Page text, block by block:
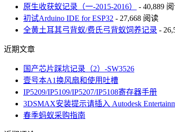
原生收获蚁记录（一-2015-2016）
- 40,889
初试Arduino IDE for ESP32 - 27,668 阅读
全黄土耳其弓背蚁/费氏弓背蚁饲养记录 -
近期文章
国产芯片踩坑记录（2）-SW3526
壹号本A1换风扇和使用吐槽
IP5209/IP5109/IP5207/IP5108寄存器手册
3DSMAX安装提示请插入 Autodesk
春季蚂蚁采购指南